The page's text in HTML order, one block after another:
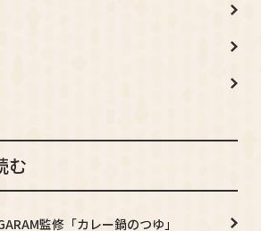
む
監修「カレー鍋のつゆ」